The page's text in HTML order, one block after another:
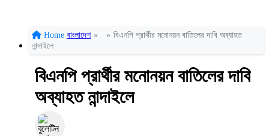
Home বাংলাদেশ » » বিএনপি প্রার্থীর মনোনয়ন বাতিলের দাবি অব্যাহত
নান্দাইলে
বিএনপি প্রার্থীর মনোনয়ন বাতিলের দাবি
অব্যাহত নান্দাইলে